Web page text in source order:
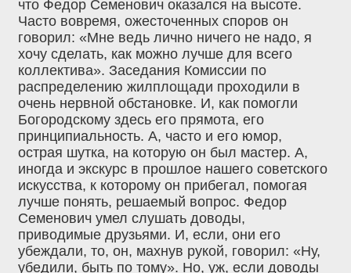
что Федор Семенович оказался на высоте.
Часто вовремя, ожесточенных споров он
говорил: «Мне ведь лично ничего не надо, я
хочу сделать, как можно лучше для всего
коллектива». Заседания Комиссии по
распределению жилплощади проходили в
очень нервной обстановке. И, как помогли
Богородскому здесь его прямота, его
принципиальность. А, часто и его юмор,
острая шутка, на которую он был мастер. А,
иногда и экскурс в прошлое нашего советского
искусства, к которому он прибегал, помогая
лучше понять, решаемый вопрос. Федор
Семенович умел слушать доводы,
приводимые друзьями. И, если, они его
убеждали, то, он, махнув рукой, говорил: «Ну,
убедили, быть по тому». Но, уж, если доводы